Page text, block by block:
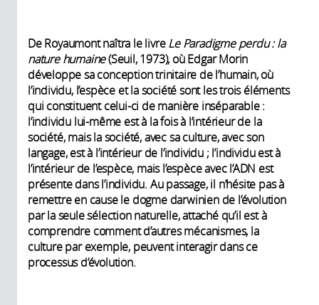
De Royaumont naîtra le livreLe Paradigme perdu : la
nature humaine(Seuil, 1973), où Edgar Morin
développe sa conception trinitaire de l’humain, où
l’individu, l’espèce et la société sont les trois éléments
qui constituent celui-ci de manière inséparable :
l’individu lui-même est à la fois à l’intérieur de la
société, mais la société, avec sa culture, avec son
langage, est à l’intérieur de l’individu ; l’individu est à
l’intérieur de l’espèce, mais l’espèce avec l’ADN est
présente dans l’individu. Au passage, il n’hésite pas à
remettre en cause le dogme darwinien de l’évolution
par la seule sélection naturelle, attaché qu’il est à
comprendre comment d’autres mécanismes, la
culture par exemple, peuvent interagir dans ce
processus d’évolution.